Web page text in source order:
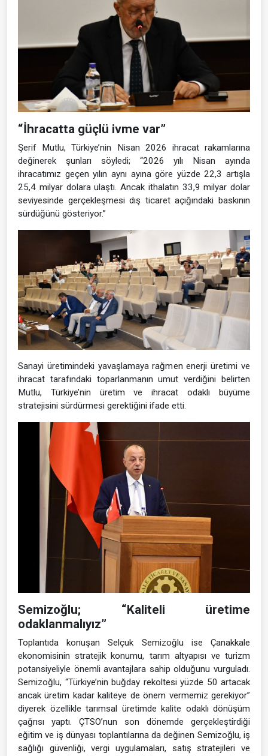
“İhracatta güçlü ivme var”
Şerif Mutlu, Türkiye’nin Nisan 2026 ihracat rakamlarına
değinerek şunları söyledi; “2026 yılı Nisan ayında
ihracatımız geçen yılın aynı ayına göre yüzde 22,3 artışla
25,4 milyar dolara ulaştı. Ancak ithalatın 33,9 milyar dolar
seviyesinde gerçekleşmesi dış ticaret açığındaki baskının
sürdüğünü gösteriyor.”
Sanayi üretimindeki yavaşlamaya rağmen enerji üretimi ve
ihracat tarafındaki toparlanmanın umut verdiğini belirten
Mutlu, Türkiye’nin üretim ve ihracat odaklı büyüme
stratejisini sürdürmesi gerektiğini ifade etti.
Semizoğlu; “Kaliteli üretime
odaklanmalıyız”
Toplantıda konuşan Selçuk Semizoğlu ise Çanakkale
ekonomisinin stratejik konumu, tarım altyapısı ve turizm
potansiyeliyle önemli avantajlara sahip olduğunu vurguladı.
Semizoğlu, “Türkiye’nin buğday rekoltesi yüzde 50 artacak
ancak üretim kadar kaliteye de önem vermemiz gerekiyor”
diyerek özellikle tarımsal üretimde kalite odaklı dönüşüm
çağrısı yaptı. ÇTSO’nun son dönemde gerçekleştirdiği
eğitim ve iş dünyası toplantılarına da değinen Semizoğlu, iş
sağlığı güvenliği, vergi uygulamaları, satış stratejileri ve